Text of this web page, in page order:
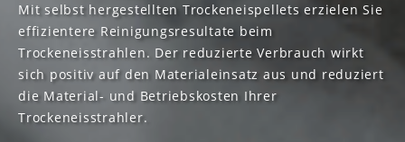
Mit selbst hergestellten Trockeneispellets erzielen Sie
effizientere Reinigungsresultate beim
Trockeneisstrahlen. Der reduzierte Verbrauch wirkt
sich positiv auf den Materialeinsatz aus und reduziert
die Material- und Betriebskosten Ihrer
Trockeneisstrahler.